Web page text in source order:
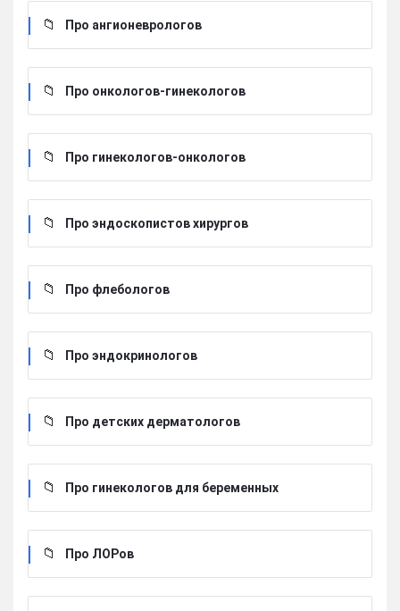
Про ангионеврологов
Про онкологов-гинекологов
Про гинекологов-онкологов
Про эндоскопистов хирургов
Про флебологов
Про эндокринологов
Про детских дерматологов
Про гинекологов для беременных
Про ЛОРов